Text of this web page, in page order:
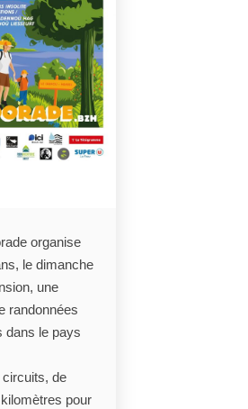
organise
le dimanche
une
randonnées
dans le pays
de
pour